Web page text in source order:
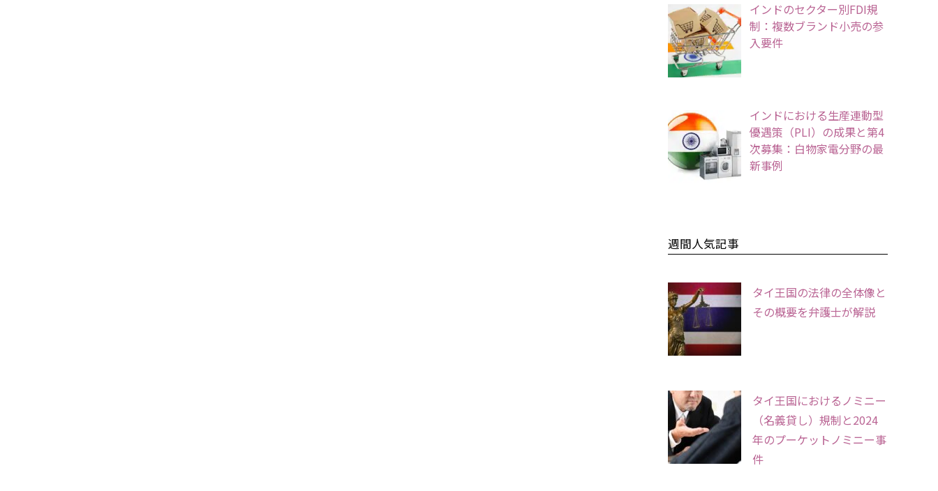
インドのセクター別FDI規
制：複数ブランド小売の参
入要件
インドにおける生産連動型
優遇策（PLI）の成果と第4
次募集：白物家電分野の最
新事例
週間人気記事
タイ王国の法律の全体像と
その概要を弁護士が解説
タイ王国におけるノミニー
（名義貸し）規制と2024
年のプーケットノミニー事
件